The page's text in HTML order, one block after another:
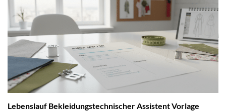
Lebenslauf Bekleidungstechnischer Assistent Vorlage